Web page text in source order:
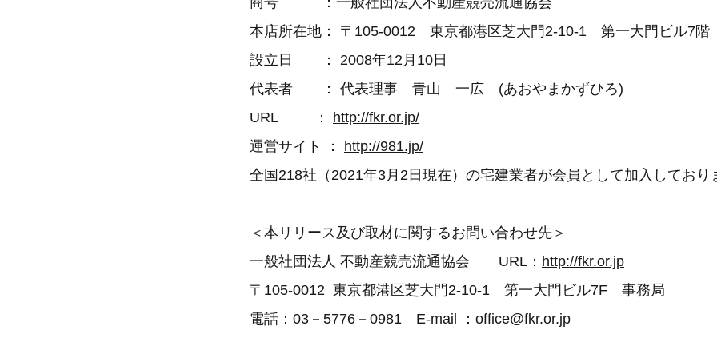
本店所在地： 〒105-0012 東京都港区芝大門2-10-1 第一大門ビル7階
設立日 ： 2008年12月10日
代表者 ： 代表理事 青山 一広 (あおやまかずひろ)
URL ： http://fkr.or.jp/
運営サイト ： http://981.jp/
全国218社（2021年3月2日現在）の宅建業者が会員として加入しており
＜本リリース及び取材に関するお問い合わせ先＞
一般社団法人 不動産競売流通協会 URL： http://fkr.or.jp
〒105-0012 東京都港区芝大門2-10-1 第一大門ビル7F 事務局
電話：03－5776－0981 E-mail ：office@fkr.or.jp